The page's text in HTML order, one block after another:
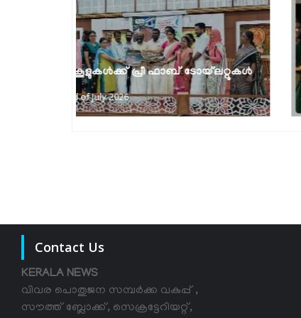
യങ് ഇന്നൊവേറ്റേഴസ് പ്രോഗ്രാം -വൈ
ഐ പി 9.0; സംസ്ഥാനതല ഐഡിയ
ലോഞ്ച്
18th of July 2026
Contact Us
KERALA NEWS
വിവര പൊതുജന സമ്പര്‍ക്ക വകുപ്പ് ,
സൗത്ത് ബ്ലോക്ക്, സെക്രട്ടേറിയറ്റ്,